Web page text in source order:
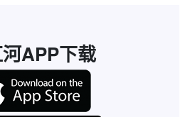
APP下载